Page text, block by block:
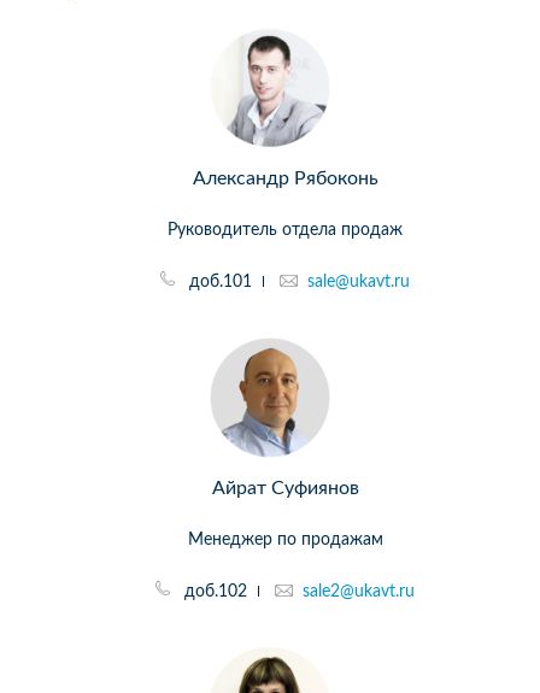
Александр Рябоконь
Руководитель отдела продаж
доб.101 sale@ukavt.ru
Айрат Суфиянов
Менеджер по продажам
доб.102 sale2@ukavt.ru